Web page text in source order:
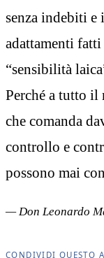
senza indebiti e
adattamenti fatti
“sensibilità
Perché a tutto il
che comanda
controllo e
possono mai
— Don Leonardo
CONDIVIDI QUESTO